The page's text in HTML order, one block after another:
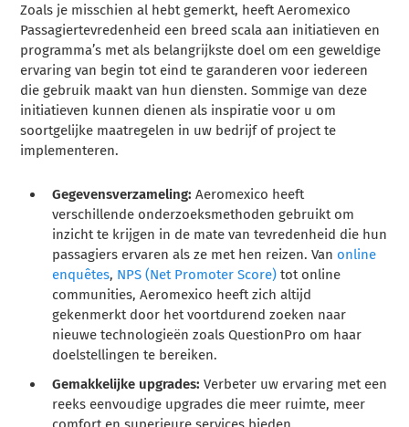
Zoals je misschien al hebt gemerkt, heeft Aeromexico
Passagiertevredenheid een breed scala aan initiatieven en
programma’s met als belangrijkste doel om een geweldige
ervaring van begin tot eind te garanderen voor iedereen
die gebruik maakt van hun diensten. Sommige van deze
initiatieven kunnen dienen als inspiratie voor u om
soortgelijke maatregelen in uw bedrijf of project te
implementeren.
Gegevensverzameling: Aeromexico heeft
verschillende onderzoeksmethoden gebruikt om
inzicht te krijgen in de mate van tevredenheid die hun
passagiers ervaren als ze met hen reizen. Van online
enquêtes, NPS (Net Promoter Score) tot online
communities, Aeromexico heeft zich altijd
gekenmerkt door het voortdurend zoeken naar
nieuwe technologieën zoals QuestionPro om haar
doelstellingen te bereiken.
Gemakkelijke upgrades:Verbeter uw ervaring met een
reeks eenvoudige upgrades die meer ruimte, meer